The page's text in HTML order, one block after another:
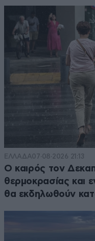
ΕΛΛΑΔΑ07·08·2026 21:13
Ο καιρός τον
θερμοκρασίας και
θα εκδηλωθούν